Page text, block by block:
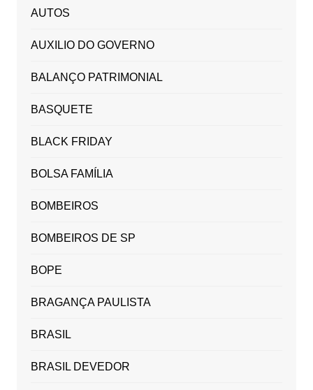
AUTOS
AUXILIO DO GOVERNO
BALANÇO PATRIMONIAL
BASQUETE
BLACK FRIDAY
BOLSA FAMÍLIA
BOMBEIROS
BOMBEIROS DE SP
BOPE
BRAGANÇA PAULISTA
BRASIL
BRASIL DEVEDOR